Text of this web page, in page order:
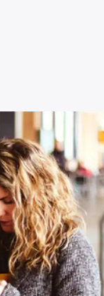
транспортировке и